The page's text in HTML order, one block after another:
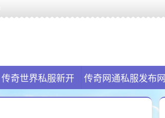
传奇世界私服新开 传奇网通私服发布网